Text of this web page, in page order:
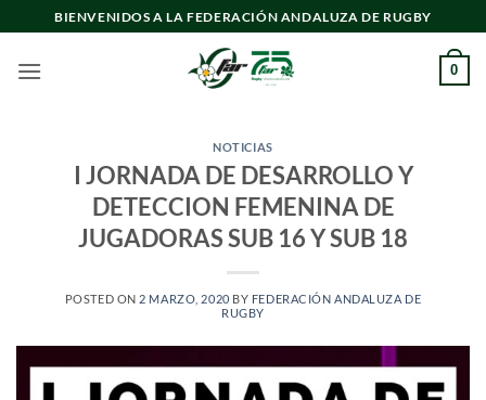
al
contenido
BIENVENIDOS A LA FEDERACIÓN ANDALUZA DE RUGBY
0
NOTICIAS
I JORNADA DE DESARROLLO Y
DETECCION FEMENINA DE
JUGADORAS SUB 16 Y SUB 18
POSTED ON 2 MARZO, 2020 BY FEDERACIÓN ANDALUZA DE
RUGBY